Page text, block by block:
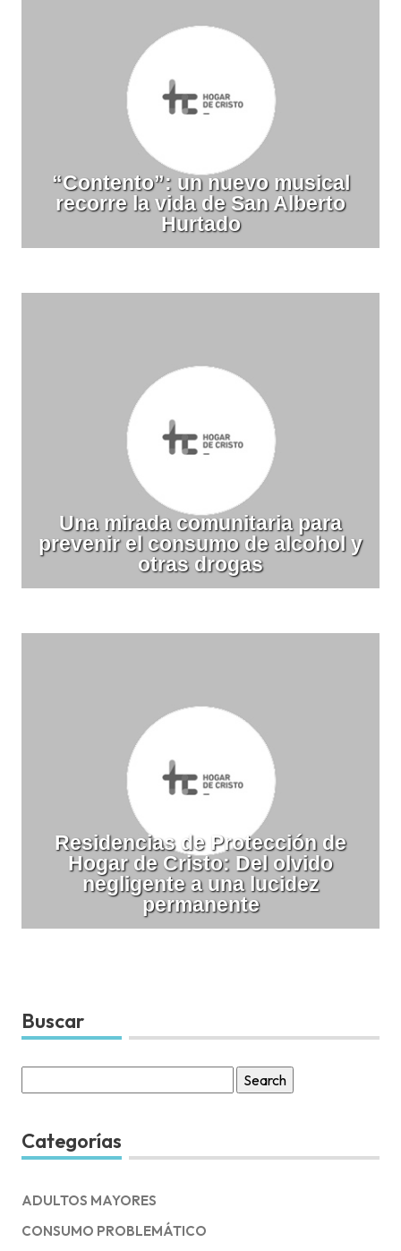
“Contento”: un nuevo musical
recorre la vida de San Alberto
Hurtado
Una mirada comunitaria para
prevenir el consumo de alcohol y
otras drogas
Residencias de Protección de
Hogar de Cristo: Del olvido
negligente a una lucidez
permanente
Buscar
for:
Categorías
ADULTOS MAYORES
CONSUMO PROBLEMÁTICO